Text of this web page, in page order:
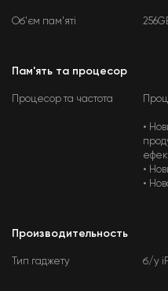
Об'єм пам'яті
Пам'ять та процесор
Процесор та частота
•
•
•
Производительность
Тип гаджету б/у